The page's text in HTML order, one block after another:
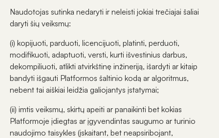
Naudotojas sutinka nedaryti ir neleisti jokiai trečiajai šaliai
daryti šių veiksmų:
(i) kopijuoti, parduoti, licencijuoti, platinti, perduoti,
modifikuoti, adaptuoti, versti, kurti išvestinius darbus,
dekompiliuoti, atlikti atvirkštinę inžineriją, išardyti ar kitaip
bandyti išgauti Platformos šaltinio kodą ar algoritmus,
nebent tai aiškiai leidžia galiojantys įstatymai;
(ii) imtis veiksmų, skirtų apeiti ar panaikinti bet kokias
Platformoje įdiegtas ar įgyvendintas saugumo ar turinio
naudojimo taisykles (įskaitant, bet neapsiribojant,